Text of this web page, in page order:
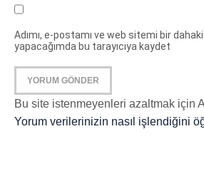
Adımı, e-postamı ve web sitemi bir
yapacağımda bu tarayıcıya kaydet
Bu site istenmeyenleri azaltmak için
Yorum verilerinizin nasıl işlendiğini